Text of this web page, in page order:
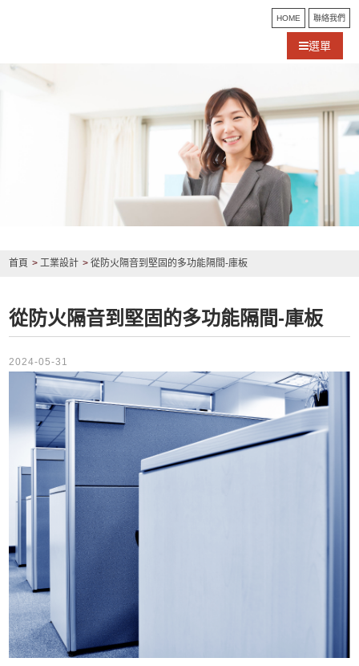
HOME 聯絡我們
選單
首頁 工業設計 從防火隔音到堅固的多功能隔間-庫板
從防火隔音到堅固的多功能隔間-庫板
2024-05-31